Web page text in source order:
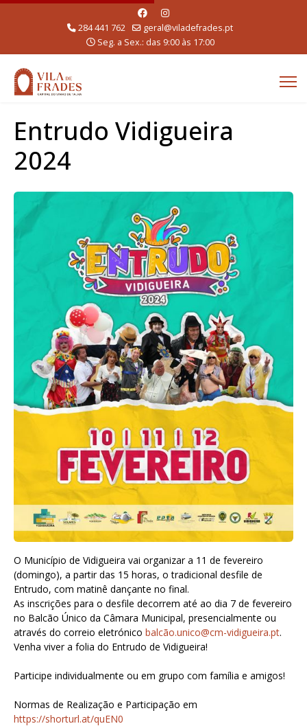
284 441 762
geral@viladefrades.pt
Seg. a Sex.: das 9:00 às 17:00
Entrudo Vidigueira
2024
O Município de Vidigueira vai organizar a 11 de fevereiro
(domingo), a partir das 15 horas, o tradicional desfile de
Entrudo, com matinê dançante no final.
As inscrições para o desfile decorrem até ao dia 7 de fevereiro
no Balcão Único da Câmara Municipal, presencialmente ou
através do correio eletrónico balcão.unico@cm-vidigueira.pt.
Venha viver a folia do Entrudo de Vidigueira!
Participe individualmente ou em grupo com família e amigos!
Normas de Realização e Participação em
https://shorturl.at/quEN0